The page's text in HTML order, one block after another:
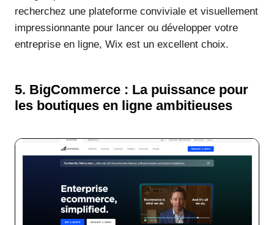
recherchez une plateforme conviviale et visuellement
impressionnante pour lancer ou développer votre
entreprise en ligne, Wix est un excellent choix.
5. BigCommerce : La puissance pour
les boutiques en ligne ambitieuses